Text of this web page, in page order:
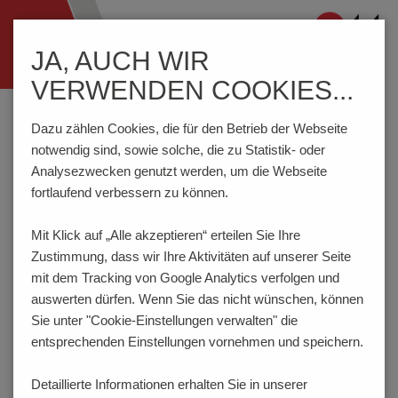
ein-/ausblenden
Home Komponenten Schalter Tastschalter THR40TL
PRODUKTKONFIGURATOR
Hier haben Sie die Möglichkeit für das Produkt
verschiedene Eigenschaften festzulegen, die Ihren
Anforderungen entsprechen. Der Bestellcode wird dabei
dynamisch generiert und angezeigt.
BETÄTIGUNGSKRAFT | LEBENSDAUER
JA, AUCH WIR
VERWENDEN COOKIES...
Dazu zählen Cookies, die für den Betrieb der Webseite
notwendig sind, sowie solche, die zu Statistik- oder
Analysezwecken genutzt werden, um die Webseite
fortlaufend verbessern zu können.
Mit Klick auf „Alle akzeptieren“ erteilen Sie Ihre
Zustimmung, dass wir Ihre Aktivitäten auf unserer Seite
mit dem Tracking von Google Analytics verfolgen und
auswerten dürfen. Wenn Sie das nicht wünschen, können
Sie unter "Cookie-Einstellungen verwalten" die
entsprechenden Einstellungen vornehmen und speichern.
Detaillierte Informationen erhalten Sie in unserer